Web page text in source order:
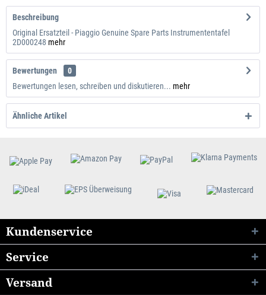
Beschreibung
Original Ersatzteil - Piaggio Genuine Spare Parts Instrumententafel
2D000248 mehr
Bewertungen
0
Bewertungen lesen, schreiben und diskutieren... mehr
Ähnliche Artikel
Kundenservice
Service
Versand